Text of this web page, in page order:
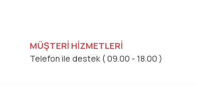
MÜŞTERİ HİZMETLERİ
Telefon ile destek ( 09.00 - 18.00 )